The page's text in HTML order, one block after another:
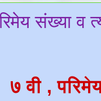
संख्या व
७ वी ,